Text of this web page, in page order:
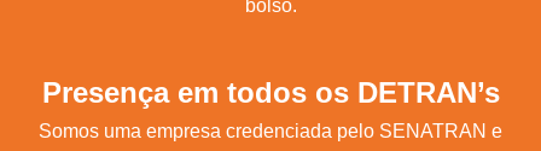
bolso.
Presença em todos os DETRAN’s
Somos uma empresa credenciada pelo SENATRAN e